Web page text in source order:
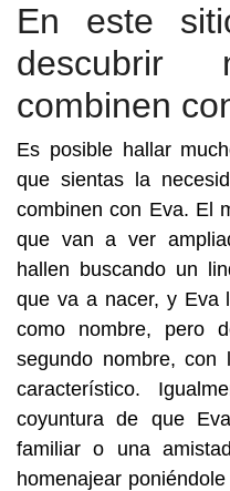
En este
descubrir
combinen
Es posible hallar
que sientas la
combinen con Eva. El
que van a ver
hallen buscando un
que va a nacer, y Eva
como nombre, pero
segundo nombre, con
característico.
coyuntura de que
familiar o una
homenajear